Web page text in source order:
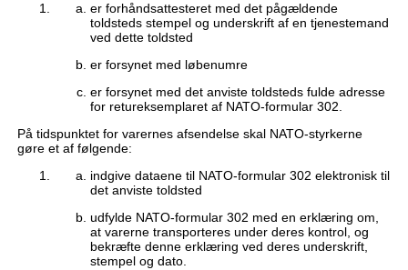
er forhåndsattesteret med det pågældende
toldsteds stempel og underskrift af en tjenestemand
ved dette toldsted
er forsynet med løbenumre
er forsynet med det anviste toldsteds fulde adresse
for retureksemplaret af NATO-formular 302.
På tidspunktet for varernes afsendelse skal NATO-styrkerne
gøre et af følgende:
indgive dataene til NATO-formular 302 elektronisk til
det anviste toldsted
udfylde NATO-formular 302 med en erklæring om,
at varerne transporteres under deres kontrol, og
bekræfte denne erklæring ved deres underskrift,
stempel og dato.